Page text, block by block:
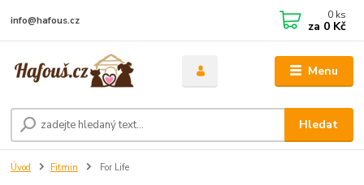
Menu
Hledat
info@hafous.cz 0 ks
za 0 Kč
Úvod Fitmin For Life